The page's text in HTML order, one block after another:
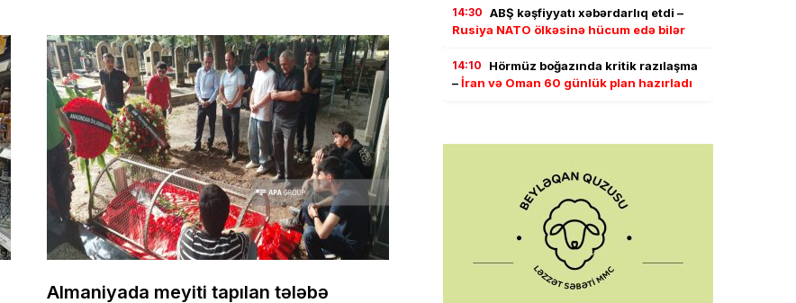
Almaniyada meyiti tapılan tələbə
14:30 ABŞ kəşfiyyatı xəbərdarlıq etdi –
Rusiya NATO ölkəsinə hücum edə bilər
14:10
Hörmüz boğazında kritik razılaşma
–İran və Oman 60 günlük plan hazırladı